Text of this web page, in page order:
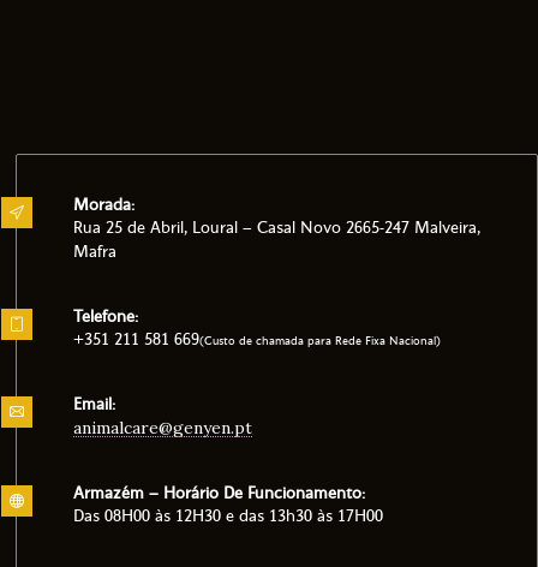
Morada:
Rua 25 de Abril, Loural – Casal Novo 2665-247 Malveira,
Mafra
Telefone:
+351 211 581 669(Custo de chamada para Rede Fixa Nacional)
Email:
animalcare@genyen.pt
Armazém – Horário De Funcionamento:
Das 08H00 às 12H30 e das 13h30 às 17H00